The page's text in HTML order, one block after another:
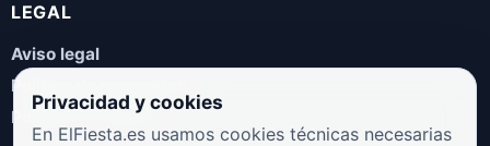
LEGAL
Aviso legal
Política de privacidad
Política de cookies
Privacidad y cookies
En ElFiesta.es usamos cookies técnicas necesarias